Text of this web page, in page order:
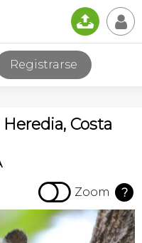
📤 👤
Registrarse
Costa
 Zoom ?